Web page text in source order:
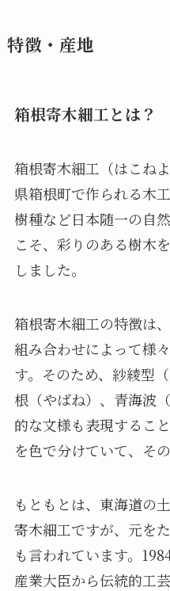
特徴・産地
箱根寄木細工とは？
箱根寄木細工（はこね
県箱根町で作られる木
樹種など日本随一の自
こそ、彩りのある樹木
しました。
箱根寄木細工の特徴は
組み合わせによって様
す。そのため、紗綾型
根（やばね）、青海波
的な文様も表現するこ
を色で分けていて、そ
もともとは、東海道の
寄木細工ですが、元を
も言われています。
産業大臣から伝統的工